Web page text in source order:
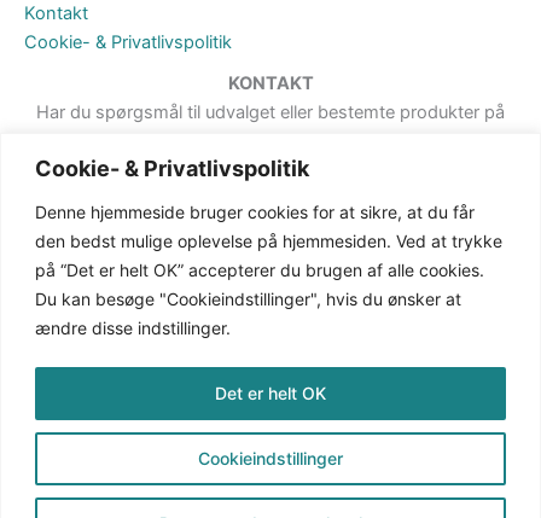
Cookie- & Privatlivspolitik
Denne hjemmeside bruger cookies for at sikre, at du får
den bedst mulige oplevelse på hjemmesiden. Ved at trykke
på “Det er helt OK” accepterer du brugen af alle cookies.
Du kan besøge "Cookieindstillinger", hvis du ønsker at
ændre disse indstillinger.
Cookieindstillinger
Det er helt OK
Kontakt
Cookie- & Privatlivspolitik
KONTAKT
Har du spørgsmål til udvalget eller bestemte produkter på
kan du gøre via formularen på Kontakt-siden.
Copyright © 2026 uv-badetoej.dk | CVR: 38387162
(uv-badetoej.dk er ejet af Secher Communication)